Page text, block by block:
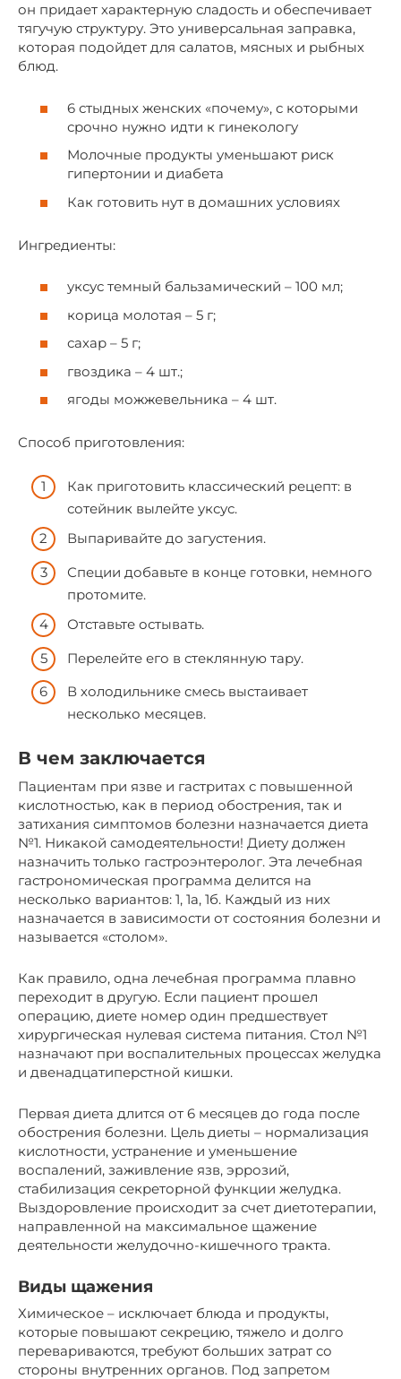
он придает характерную сладость и обеспечивает
тягучую структуру. Это универсальная заправка,
которая подойдет для салатов, мясных и рыбных
блюд.
6 стыдных женских «почему», с которыми
срочно нужно идти к гинекологу
Молочные продукты уменьшают риск
гипертонии и диабета
Как готовить нут в домашних условиях
Ингредиенты:
уксус темный бальзамический – 100 мл;
корица молотая – 5 г;
сахар – 5 г;
гвоздика – 4 шт.;
ягоды можжевельника – 4 шт.
Способ приготовления:
Как приготовить классический рецепт: в
сотейник вылейте уксус.
Выпаривайте до загустения.
Специи добавьте в конце готовки, немного
протомите.
Отставьте остывать.
Перелейте его в стеклянную тару.
В холодильнике смесь выстаивает
несколько месяцев.
В чем заключается
Пациентам при язве и гастритах с повышенной
кислотностью, как в период обострения, так и
затихания симптомов болезни назначается диета
№1. Никакой самодеятельности! Диету должен
назначить только гастроэнтеролог. Эта лечебная
гастрономическая программа делится на
несколько вариантов: 1, 1а, 1б. Каждый из них
назначается в зависимости от состояния болезни и
называется «столом».
Как правило, одна лечебная программа плавно
переходит в другую. Если пациент прошел
операцию, диете номер один предшествует
хирургическая нулевая система питания. Стол №1
назначают при воспалительных процессах желудка
и двенадцатиперстной кишки.
Первая диета длится от 6 месяцев до года после
обострения болезни. Цель диеты – нормализация
кислотности, устранение и уменьшение
воспалений, заживление язв, эррозий,
стабилизация секреторной функции желудка.
Выздоровление происходит за счет диетотерапии,
направленной на максимальное щажение
деятельности желудочно-кишечного тракта.
Виды щажения
Химическое – исключает блюда и продукты,
которые повышают секрецию, тяжело и долго
перевариваются, требуют больших затрат со
стороны внутренних органов. Под запретом